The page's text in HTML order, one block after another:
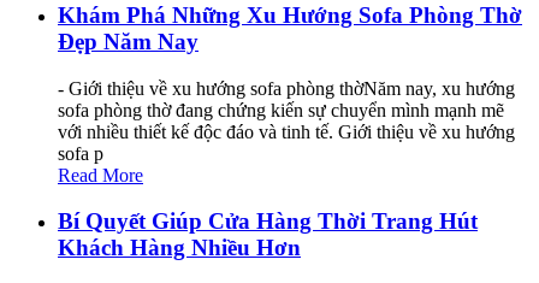
Khám Phá Những Xu Hướng Sofa Phòng Thờ
Đẹp Năm Nay
- Giới thiệu về xu hướng sofa phòng thờNăm nay, xu hướng
sofa phòng thờ đang chứng kiến sự chuyển mình mạnh mẽ
với nhiều thiết kế độc đáo và tinh tế. Giới thiệu về xu hướng
sofa p
Read More
Bí Quyết Giúp Cửa Hàng Thời Trang Hút
Khách Hàng Nhiều Hơn